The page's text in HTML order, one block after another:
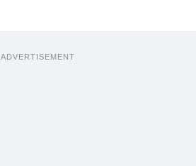
ADVERTISEMENT